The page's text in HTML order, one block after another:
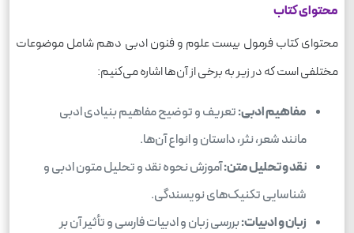
محتوای کتاب
محتوای کتاب فرمول بیست علوم و فنون ادبی دهم شامل موضوعات
مختلفی است که در زیر به برخی از آن‌ها اشاره می‌کنیم:
مفاهیم ادبی:تعریف و توضیح مفاهیم بنیادی ادبی
مانند شعر، نثر، داستان و انواع آن‌ها.
نقد و تحلیل متن:آموزش نحوه نقد و تحلیل متون ادبی و
شناسایی تکنیک‌های نویسندگی.
زبان و ادبیات:بررسی زبان و ادبیات فارسی و تأثیر آن بر